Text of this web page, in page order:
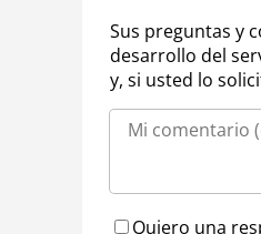
Sus preguntas y
desarrollo del
y, si usted lo
Quiero una